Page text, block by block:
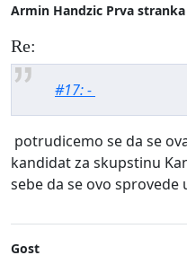
Armin Handzic Prva stranka
Re:
#17: -
potrudicemo se da se
kandidat za skupstinu
sebe da se ovo sprovede
Gost